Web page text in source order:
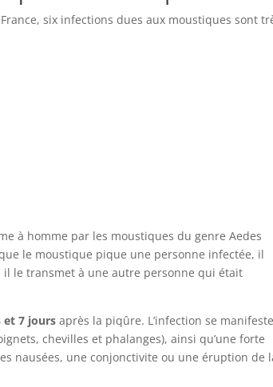
six infections dues aux moustiques sont
à homme par les moustiques du genre Aedes
le moustique pique une personne infectée, il
il le transmet à une autre personne qui était
et 7 jours après la piqûre. L’infection se
chevilles et phalanges), ainsi qu’une forte
nausées, une conjonctivite ou une éruption de